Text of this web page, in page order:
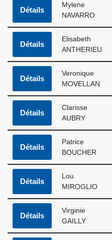
Détails
Mylene
NAVARRO
Détails
Elisabeth
ANTHERIEU
Détails
Veronique
MOVELLAN
Détails
Clarisse
AUBRY
Détails
Patrice
BOUCHER
Détails
Lou
MIROGLIO
Détails
Virginie
GAILLY